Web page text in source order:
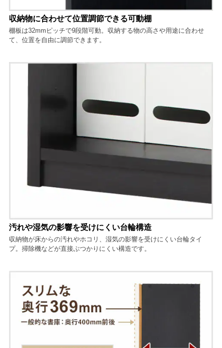
収納物に合わせて位置調節できる可動棚
棚板は32mmピッチで9段階可動。収納する物の高さや用途に合わせ
て、位置を自由に調節できます。
汚れや湿気の影響を受けにくい台輪構造
収納物が床からの汚れやホコリ、湿気の影響を受けにくい台輪タイ
プ。掃除機などが直接ぶつかりにくい構造です。